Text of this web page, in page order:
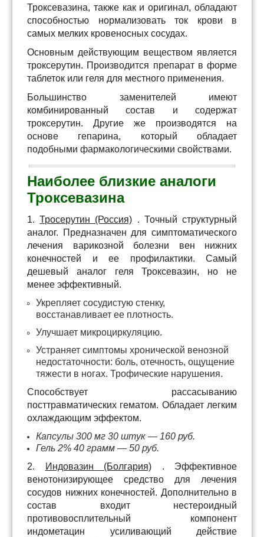
Троксевазина, также как и оригинал, обладают
способностью нормализовать ток крови в
самых мелких кровеносных сосудах.
Основным действующим веществом является
троксерутин. Производится препарат в форме
таблеток или геля для местного применения.
Большинство заменителей имеют
комбинированный состав и содержат
троксерутин. Другие же производятся на
основе гепарина, который обладает
подобными фармакологическими свойствами.
Наиболее близкие аналоги
Троксевазина
1.Тросерутин (Россия) . Точный структурный
аналог. Предназначен для симптоматического
лечения варикозной болезни вен нижних
конечностей и ее профилактики. Самый
дешевый аналог геля Троксевазин, но не
менее эффективный.
Укрепляет сосудистую стенку,
восстанавливает ее плотность.
Улучшает микроциркуляцию.
Устраняет симптомы хронической венозной
недостаточности: боль, отечность, ощущение
тяжести в ногах. Трофические нарушения.
Способствует рассасыванию
посттравматических гематом. Обладает легким
охлаждающим эффектом.
Капсулы 300 мг 30 штук — 160 руб.
Гель 2% 40 грамм — 50 руб.
2.
Индовазин (Болгария) . Эффективное
венотонизирующее средство для лечения
сосудов нижних конечностей. Дополнительно в
состав входит нестероидный
противовосплительный компонент
индометацин усиливающий действие